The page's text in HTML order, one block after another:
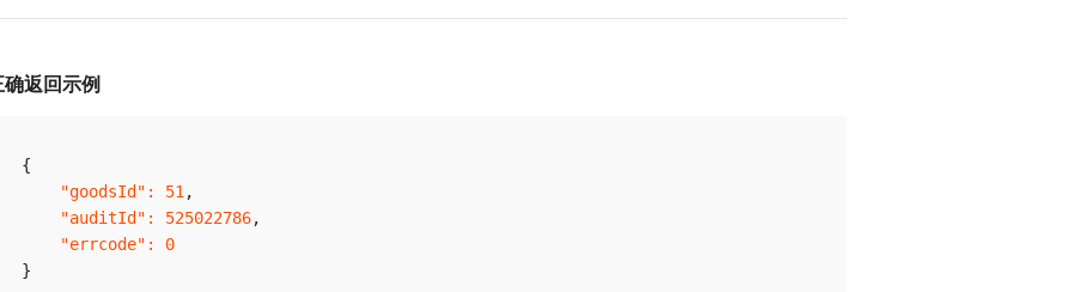
确返回示例
{
"goodsId" : 51 ,
"auditId" : 525022786,
"errcode" :
0
}